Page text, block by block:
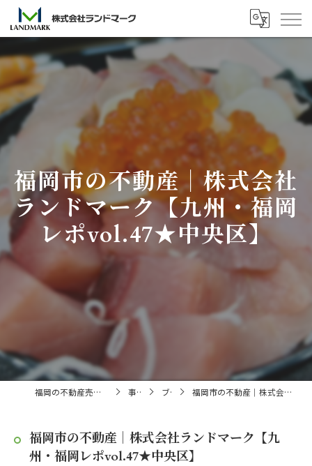
福岡市の不動産｜株式会社
ランドマーク【九州・福岡
レポvol.47★中央区】
福岡の不動産売買・仲介なら株式会社ランドマーク 事業内容 ブログ 福岡市の不動産｜株式会社ランドマーク【九州・福岡レポvol.47★中央区】
福岡市の不動産｜株式会社ランドマーク【九
州・福岡レポvol.47★中央区】